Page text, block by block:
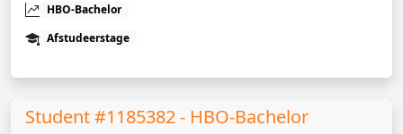
HBO-Bachelor
Afstudeerstage
Student #1185382 - HBO-Bachelor